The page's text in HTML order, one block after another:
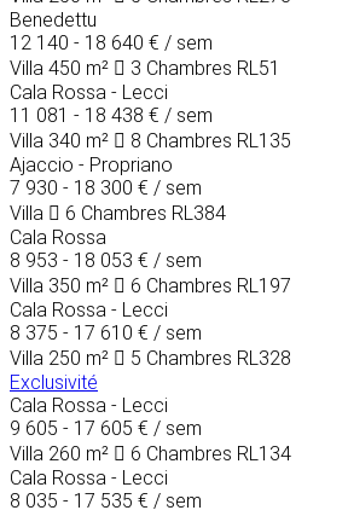
Benedettu
12 140 - 18 640 € / sem
Villa 450 m² 3 Chambres RL51
Cala Rossa - Lecci
11 081 - 18 438 € / sem
Villa 340 m² 8 Chambres RL135
Ajaccio - Propriano
7 930 - 18 300 € / sem
Villa
6 Chambres RL384
Cala Rossa
8 953 - 18 053 € / sem
Villa 350 m² 6 Chambres RL197
Cala Rossa - Lecci
8 375 - 17 610 € / sem
Villa 250 m² 5 Chambres RL328
Exclusivité
Cala Rossa - Lecci
9 605 - 17 605 € / sem
Villa 260 m² 6 Chambres RL134
Cala Rossa - Lecci
8 035 - 17 535 € / sem